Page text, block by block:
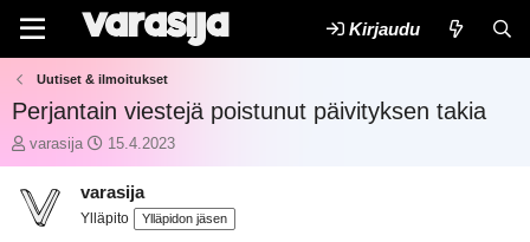
Kirjaudu
Uutiset & ilmoitukset
Perjantain viestejä poistunut päivityksen takia
K
e
k
u
varasija
A
l
o
t
15.4.2023
varasija
Ylläpito Ylläpidon jäsen